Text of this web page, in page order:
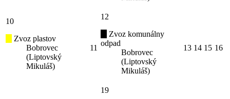
10
Zvoz plastov
Bobrovec
(Liptovský
Mikuláš)
11
12
Zvoz komunálny
odpad
Bobrovec
(Liptovský
Mikuláš)
13 14 15 16
19